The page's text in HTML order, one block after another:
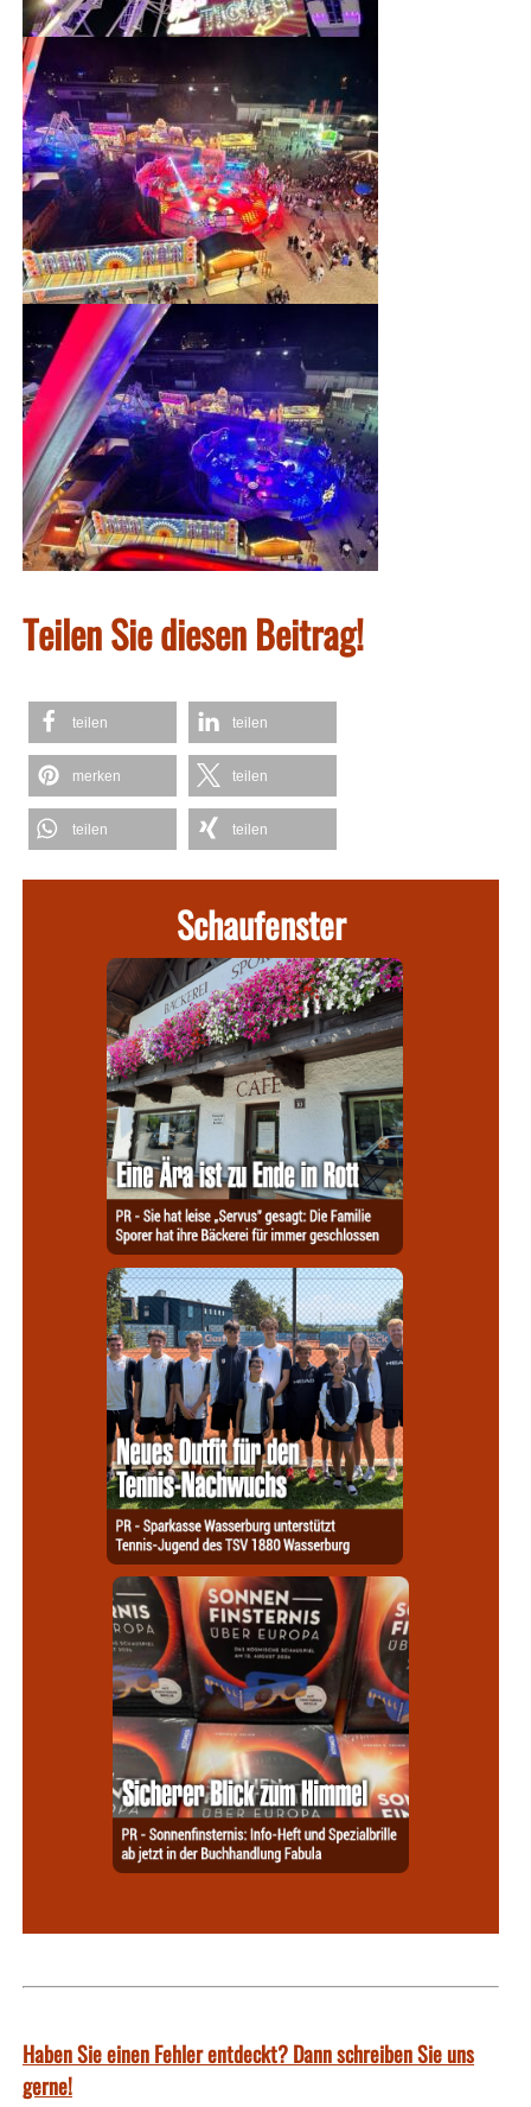
Teilen Sie diesen Beitrag!
teilen teilen
merken teilen
teilen teilen
Schaufenster
Haben Sie einen Fehler entdeckt? Dann schreiben Sie uns
gerne!